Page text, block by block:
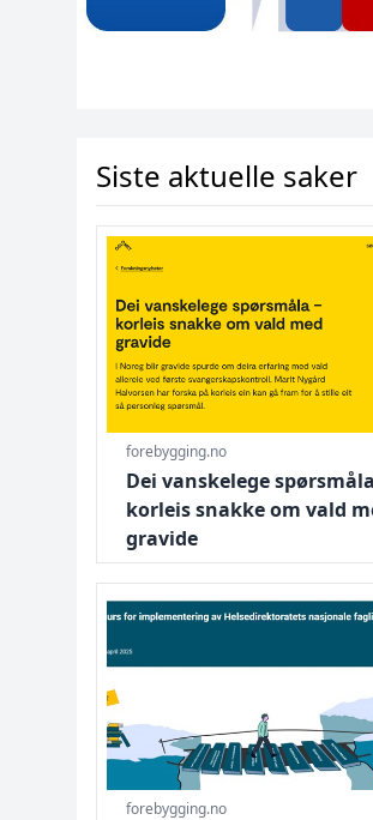
Siste aktuelle saker
forebygging.no
Dei vanskelege
korleis snakke om vald
gravide
Gå til Dei vanskelege
forebygging.no
Gå til Inspirasjon og støtte til